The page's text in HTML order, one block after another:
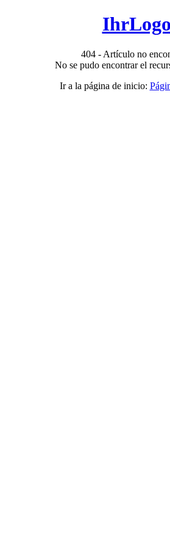
IhrLogo
404 - Artículo no
No se pudo encontrar el
Ir a la página de inicio: